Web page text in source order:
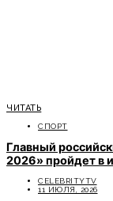
ЧИТАТЬ
СПОРТ
Главный
2026» пройдет в
CELEBRITYTV
11 ИЮЛЯ, 2026